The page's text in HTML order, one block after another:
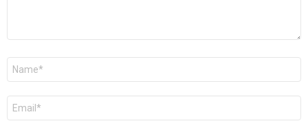
Name
E-
Mail
*